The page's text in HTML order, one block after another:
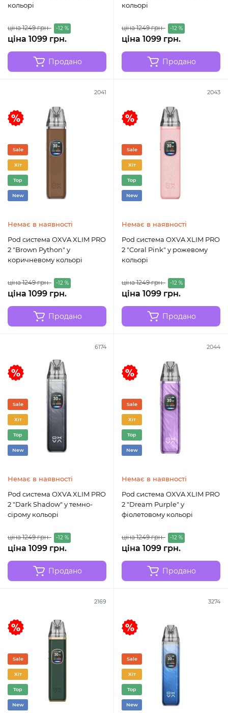
кольорі
ціна 1249 грн. -12 %
ціна 1099 грн.
Продано
кольорі
ціна 1249 грн. -12 %
ціна 1099 грн.
Продано
2041
Sale
Хіт
Top
New
Немає в наявності
Pod система OXVA XLIM PRO
2 "Brown Python" у
коричневому кольорі
ціна 1249 грн. -12 %
ціна 1099 грн.
Продано
2043
Sale
Хіт
Top
New
Немає в наявності
Pod система OXVA XLIM PRO
2 "Coral Pink" у рожевому
кольорі
ціна 1249 грн. -12 %
ціна 1099 грн.
Продано
6174
Sale
Хіт
Top
New
Немає в наявності
Pod система OXVA XLIM PRO
2 "Dark Shadow" у темно-
сірому кольорі
ціна 1249 грн. -12 %
ціна 1099 грн.
Продано
2044
Sale
Хіт
Top
New
Немає в наявності
Pod система OXVA XLIM PRO
2 "Dream Purple" у
фіолетовому кольорі
ціна 1249 грн. -12 %
ціна 1099 грн.
Продано
2169
Sale
Хіт
Top
New
3274
Sale
Хіт
Top
New